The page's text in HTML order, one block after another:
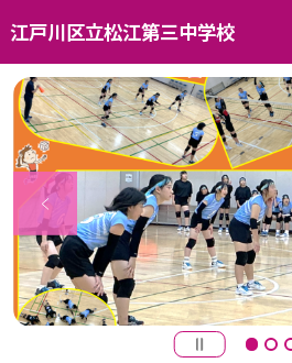
江戸川区立松江第三中学校